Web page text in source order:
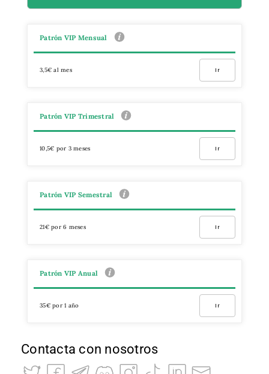
Patrón VIP Mensual
3,5€ al mes Ir
Patrón VIP Trimestral
10,5€ por 3 meses Ir
Patrón VIP Semestral
21€ por 6 meses Ir
Patrón VIP Anual
35€ por 1 año Ir
Contacta con nosotros